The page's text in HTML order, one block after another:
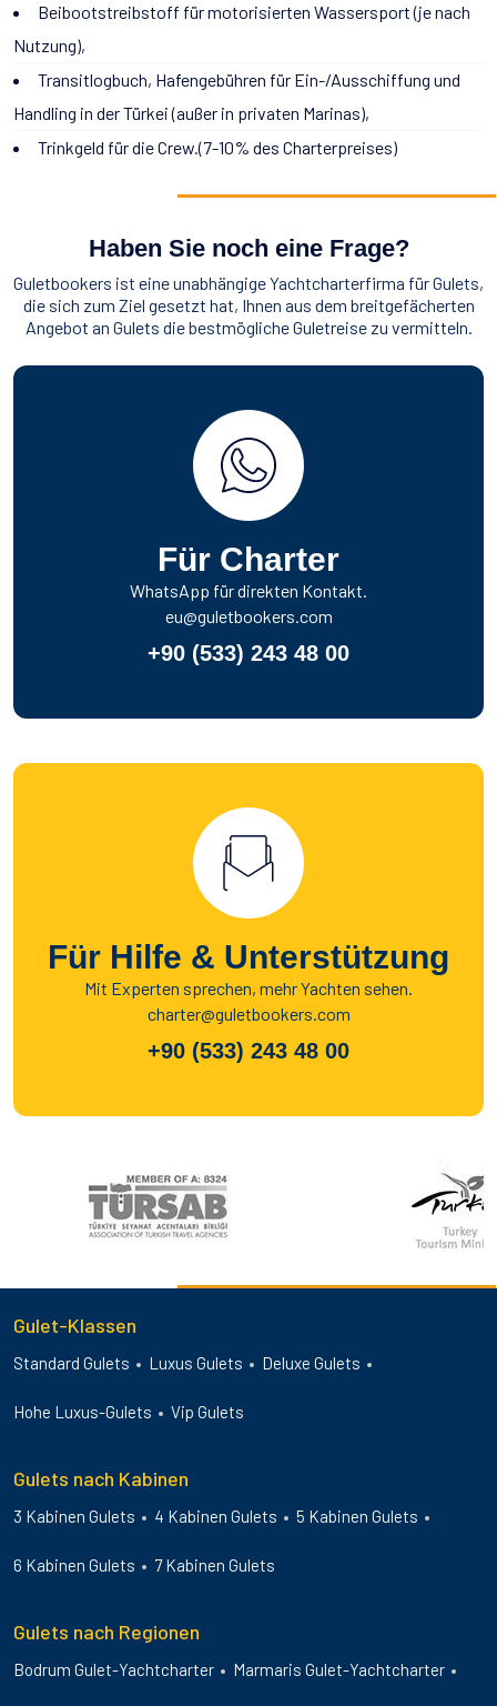
Beibootstreibstoff für motorisierten Wassersport (je nach
Nutzung),
Transitlogbuch, Hafengebühren für Ein-/Ausschiffung und
Handling in der Türkei (außer in privaten Marinas),
Trinkgeld für die Crew.(7-10% des Charterpreises)
Haben Sie noch eine Frage?
Guletbookers ist eine unabhängige Yachtcharterfirma für Gulets,
die sich zum Ziel gesetzt hat, Ihnen aus dem breitgefächerten
Angebot an Gulets die bestmögliche Guletreise zu vermitteln.
Für Charter
WhatsApp für direkten Kontakt.
eu@guletbookers.com
+90 (533) 243 48 00
Für Hilfe & Unterstützung
Mit Experten sprechen, mehr Yachten sehen.
charter@guletbookers.com
+90 (533) 243 48 00
Gulet-Klassen
Standard Gulets Luxus Gulets Deluxe Gulets
Hohe Luxus-Gulets Vip Gulets
Gulets nach Kabinen
3 Kabinen Gulets 4 Kabinen Gulets 5 Kabinen Gulets
6 Kabinen Gulets 7 Kabinen Gulets
Gulets nach Regionen
Bodrum Gulet-Yachtcharter Marmaris Gulet-Yachtcharter